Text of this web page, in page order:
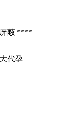
蔽 ****
代孕